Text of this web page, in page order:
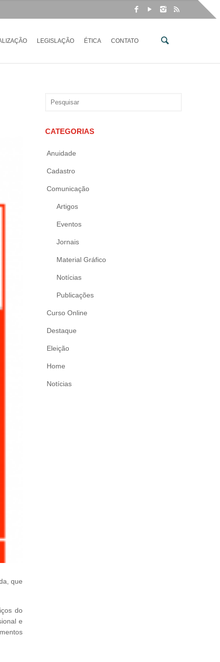
LEGISLAÇÃO ÉTICA CONTATO
que
do
e
CATEGORIAS
Anuidade
Cadastro
Comunicação
Artigos
Eventos
Jornais
Material Gráfico
Notícias
Publicações
Curso Online
Destaque
Eleição
Home
Notícias